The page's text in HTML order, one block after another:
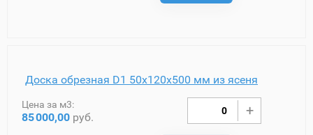
Доска обрезная D1 50х120х500 мм из ясеня
Цена за м3:
85000,00 руб.